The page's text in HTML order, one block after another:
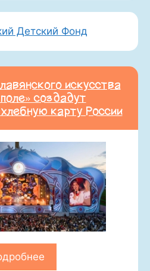
искусства
создадут
карту России